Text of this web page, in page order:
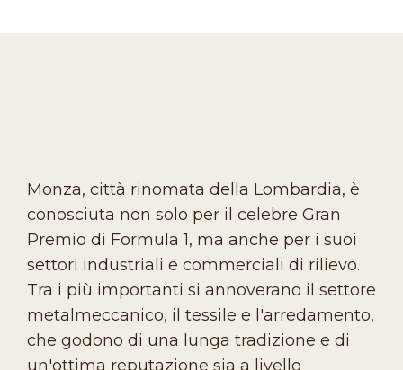
Monza, città rinomata della Lombardia, è
conosciuta non solo per il celebre Gran
Premio di Formula 1, ma anche per i suoi
settori industriali e commerciali di rilievo.
Tra i più importanti si annoverano il settore
metalmeccanico, il tessile e l'arredamento,
che godono di una lunga tradizione e di
un'ottima reputazione sia a livello